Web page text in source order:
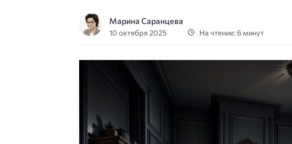
Марина Саранцева
10 октября 2025 На чтение: 6 минут